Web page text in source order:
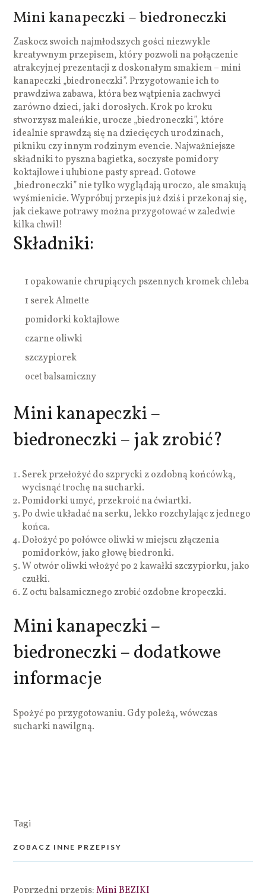
Mini kanapeczki – biedroneczki
Zaskocz swoich najmłodszych gości niezwykle
kreatywnym przepisem, który pozwoli na połączenie
atrakcyjnej prezentacji z doskonałym smakiem – mini
kanapeczki „biedroneczki”. Przygotowanie ich to
prawdziwa zabawa, która bez wątpienia zachwyci
zarówno dzieci, jak i dorosłych. Krok po kroku
stworzysz maleńkie, urocze „biedroneczki”, które
idealnie sprawdzą się na dziecięcych urodzinach,
pikniku czy innym rodzinym evencie. Najważniejsze
składniki to pyszna bagietka, soczyste pomidory
koktajlowe i ulubione pasty spread. Gotowe
„biedroneczki” nie tylko wyglądają uroczo, ale smakują
wyśmienicie. Wypróbuj przepis już dziś i przekonaj się,
jak ciekawe potrawy można przygotować w zaledwie
kilka chwil!
Składniki:
1 opakowanie chrupiących pszennych kromek chleba
1 serek Almette
pomidorki koktajlowe
czarne oliwki
szczypiorek
ocet balsamiczny
Mini kanapeczki –
biedroneczki – jak zrobić?
Serek przełożyć do szprycki z ozdobną końcówką,
wycisnąć trochę na sucharki.
Pomidorki umyć, przekroić na ćwiartki.
Po dwie układać na serku, lekko rozchylając z jednego
końca.
Dołożyć po połówce oliwki w miejscu złączenia
pomidorków, jako głowę biedronki.
W otwór oliwki włożyć po 2 kawałki szczypiorku, jako
czułki.
Z octu balsamicznego zrobić ozdobne kropeczki.
Mini kanapeczki –
biedroneczki – dodatkowe
informacje
Spożyć po przygotowaniu. Gdy poleżą, wówczas
sucharki nawilgną.
Tagi
ZOBACZ INNE PRZEPISY